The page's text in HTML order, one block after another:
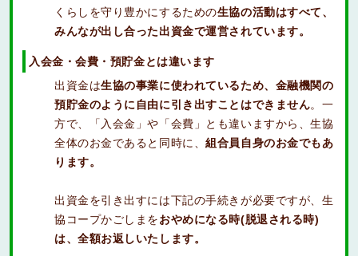
くらしを守り豊かにするための生協の活動はすべて、
みんなが出し合った出資金で運営されています。
入会金・会費・預貯金とは違います
出資金は生協の事業に使われているため、金融機関の
預貯金のように自由に引き出すことはできません。一
方で、「入会金」や「会費」とも違いますから、生協
全体のお金であると同時に、組合員自身のお金でもあ
ります。
出資金を引き出すには下記の手続きが必要ですが、生
協コープかごしまをおやめになる時(脱退される時)
は、全額お返しいたします。